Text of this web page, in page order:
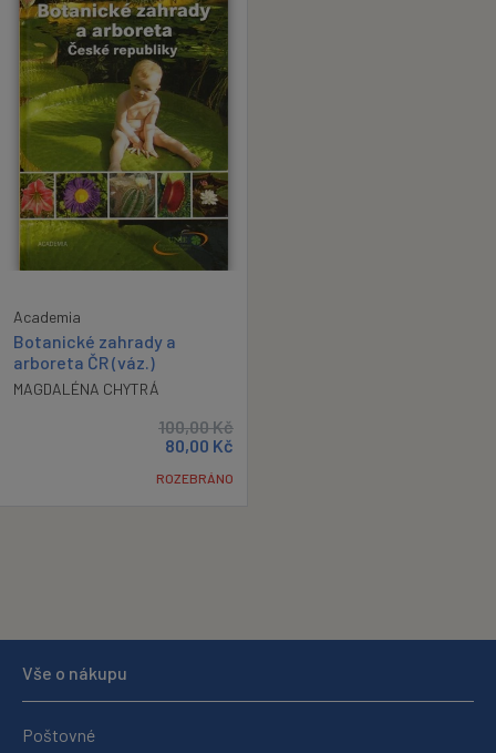
Academia
Botanické zahrady a
arboreta ČR (váz.)
MAGDALÉNA CHYTRÁ
100,00Kč
80,00 Kč
ROZEBRÁNO
Vše o nákupu
Poštovné